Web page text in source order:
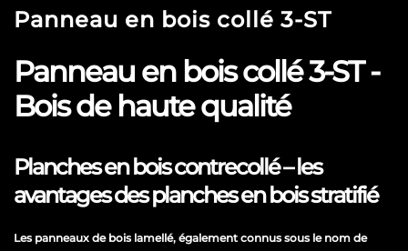
Panneau en bois collé 3-ST
Panneau en bois collé 3-ST -
Bois de haute qualité
Planches en bois contrecollé – les
avantages des planches en bois stratifié
Les panneaux de bois lamellé, également connus sous le nom de